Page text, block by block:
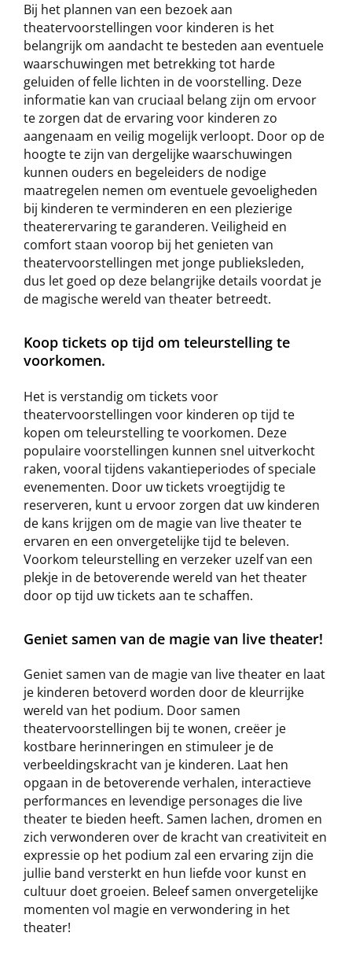
Bij het plannen van een bezoek aan
theatervoorstellingen voor kinderen is het
belangrijk om aandacht te besteden aan eventuele
waarschuwingen met betrekking tot harde
geluiden of felle lichten in de voorstelling. Deze
informatie kan van cruciaal belang zijn om ervoor
te zorgen dat de ervaring voor kinderen zo
aangenaam en veilig mogelijk verloopt. Door op de
hoogte te zijn van dergelijke waarschuwingen
kunnen ouders en begeleiders de nodige
maatregelen nemen om eventuele gevoeligheden
bij kinderen te verminderen en een plezierige
theaterervaring te garanderen. Veiligheid en
comfort staan voorop bij het genieten van
theatervoorstellingen met jonge publieksleden,
dus let goed op deze belangrijke details voordat je
de magische wereld van theater betreedt.
Koop tickets op tijd om teleurstelling te
voorkomen.
Het is verstandig om tickets voor
theatervoorstellingen voor kinderen op tijd te
kopen om teleurstelling te voorkomen. Deze
populaire voorstellingen kunnen snel uitverkocht
raken, vooral tijdens vakantieperiodes of speciale
evenementen. Door uw tickets vroegtijdig te
reserveren, kunt u ervoor zorgen dat uw kinderen
de kans krijgen om de magie van live theater te
ervaren en een onvergetelijke tijd te beleven.
Voorkom teleurstelling en verzeker uzelf van een
plekje in de betoverende wereld van het theater
door op tijd uw tickets aan te schaffen.
Geniet samen van de magie van live theater!
Geniet samen van de magie van live theater en laat
je kinderen betoverd worden door de kleurrijke
wereld van het podium. Door samen
theatervoorstellingen bij te wonen, creëer je
kostbare herinneringen en stimuleer je de
verbeeldingskracht van je kinderen. Laat hen
opgaan in de betoverende verhalen, interactieve
performances en levendige personages die live
theater te bieden heeft. Samen lachen, dromen en
zich verwonderen over de kracht van creativiteit en
expressie op het podium zal een ervaring zijn die
jullie band versterkt en hun liefde voor kunst en
cultuur doet groeien. Beleef samen onvergetelijke
momenten vol magie en verwondering in het
theater!